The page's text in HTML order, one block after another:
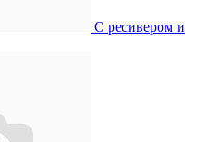
С ресивером и